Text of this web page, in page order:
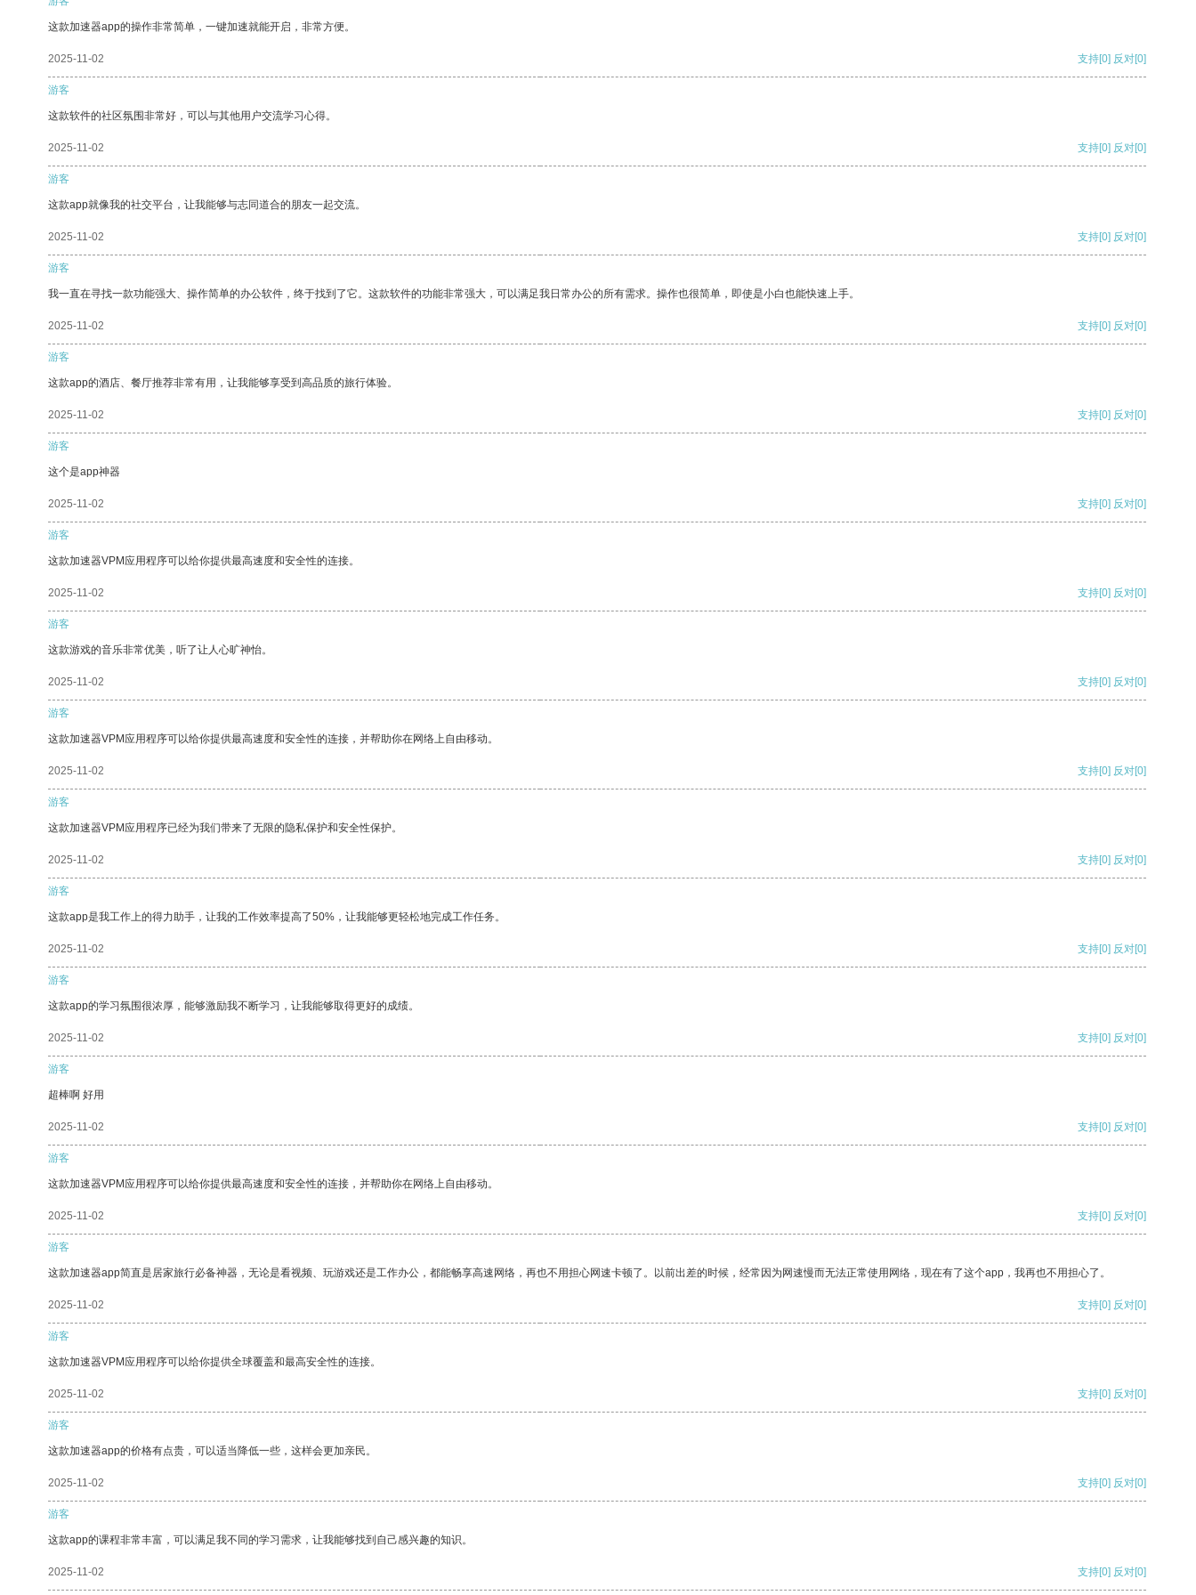
这款加速器app的操作非常简单，一键加速就能开启，非常方便。
2025-11-02 支持[0] 反对[0]
游客
这款软件的社区氛围非常好，可以与其他用户交流学习心得。
2025-11-02 支持[0] 反对[0]
游客
这款app就像我的社交平台，让我能够与志同道合的朋友一起交流。
2025-11-02 支持[0] 反对[0]
游客
我一直在寻找一款功能强大、操作简单的办公软件，终于找到了它。这款软件的功能非常强大，可以满足我日常办公的所有需求。操作也很简单，即使是小白也能快速上手。
2025-11-02 支持[0] 反对[0]
游客
这款app的酒店、餐厅推荐非常有用，让我能够享受到高品质的旅行体验。
2025-11-02 支持[0] 反对[0]
游客
这个是app神器
2025-11-02 支持[0] 反对[0]
游客
这款加速器VPM应用程序可以给你提供最高速度和安全性的连接。
2025-11-02 支持[0] 反对[0]
游客
这款游戏的音乐非常优美，听了让人心旷神怡。
2025-11-02 支持[0] 反对[0]
游客
这款加速器VPM应用程序可以给你提供最高速度和安全性的连接，并帮助你在网络上自由移动。
2025-11-02 支持[0] 反对[0]
游客
这款加速器VPM应用程序已经为我们带来了无限的隐私保护和安全性保护。
2025-11-02 支持[0] 反对[0]
游客
这款app是我工作上的得力助手，让我的工作效率提高了50%，让我能够更轻松地完成工作任务。
2025-11-02 支持[0] 反对[0]
游客
这款app的学习氛围很浓厚，能够激励我不断学习，让我能够取得更好的成绩。
2025-11-02 支持[0] 反对[0]
游客
超棒啊 好用
2025-11-02 支持[0] 反对[0]
游客
这款加速器VPM应用程序可以给你提供最高速度和安全性的连接，并帮助你在网络上自由移动。
2025-11-02 支持[0] 反对[0]
游客
这款加速器app简直是居家旅行必备神器，无论是看视频、玩游戏还是工作办公，都能畅享高速网络，再也不用担心网速卡顿了。以前出差的时候，经常因为网速慢而无法正常使用网络，现在有了这个app，我再也不用担心了。
2025-11-02 支持[0] 反对[0]
游客
这款加速器VPM应用程序可以给你提供全球覆盖和最高安全性的连接。
2025-11-02 支持[0] 反对[0]
游客
这款加速器app的价格有点贵，可以适当降低一些，这样会更加亲民。
2025-11-02 支持[0] 反对[0]
游客
这款app的课程非常丰富，可以满足我不同的学习需求，让我能够找到自己感兴趣的知识。
2025-11-02 支持[0] 反对[0]